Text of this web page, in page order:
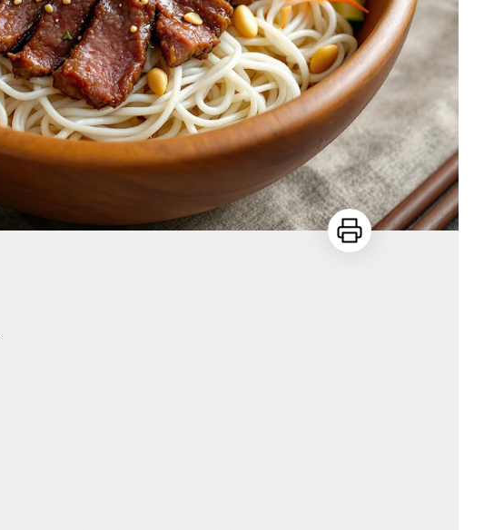
Imprimer